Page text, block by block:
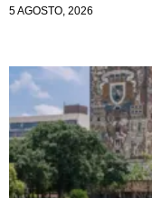
5 AGOSTO, 2026